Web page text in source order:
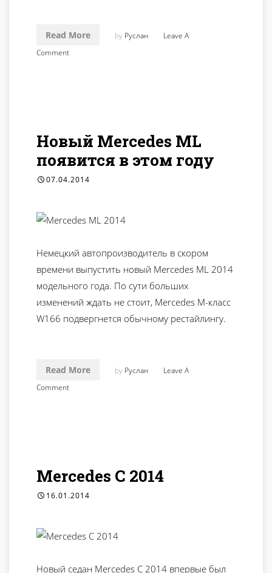
Read More by Руслан
Leave A
Comment
Новый Mercedes ML
появится в этом году
07.04.2014
Немецкий автопроизводитель в скором
времени выпустить новый Mercedes ML 2014
модельного года. По сути больших
изменений ждать не стоит, Mercedes M-класс
W166 подвергнется обычному рестайлингу.
Read More by Руслан
Leave A
Comment
Mercedes C 2014
16.01.2014
Новый седан Mercedes C 2014 впервые был